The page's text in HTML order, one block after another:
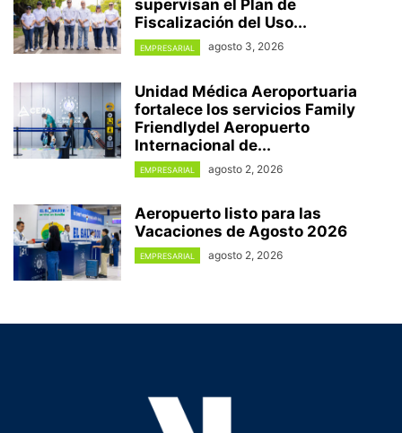
supervisan el Plan de
Fiscalización del Uso...
EMPRESARIAL agosto 3, 2026
Unidad Médica Aeroportuaria
fortalece los servicios Family
Friendlydel Aeropuerto
Internacional de...
EMPRESARIAL agosto 2, 2026
Aeropuerto listo para las
Vacaciones de Agosto 2026
EMPRESARIAL agosto 2, 2026